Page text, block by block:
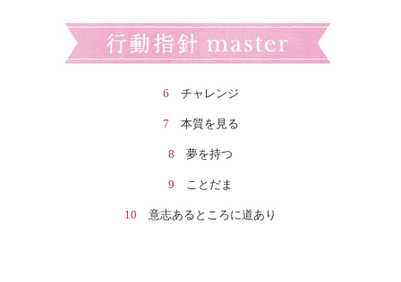
6 チャレンジ
7 本質を見る
8 夢を持つ
9 ことだま
10 意志あるところに道あり